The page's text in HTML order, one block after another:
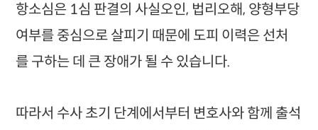
항소심은 1심 판결의 사실오인, 법리오해, 양형부당
여부를 중심으로 살피기 때문에 도피 이력은 선처
를 구하는 데 큰 장애가 될 수 있습니다.
따라서 수사 초기 단계에서부터 변호사와 함께 출석